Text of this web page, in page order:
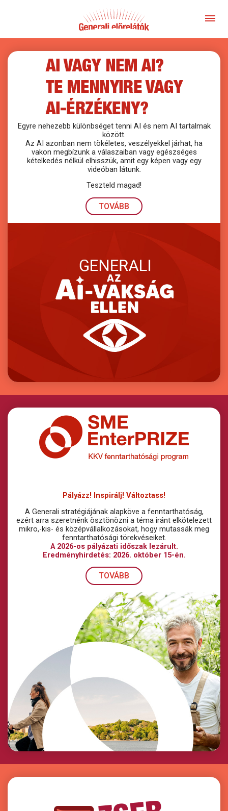
Egyre nehezebb különbséget tenni AI és nem AI tartalmak
között.
Az AI azonban nem tökéletes, veszélyekkel járhat, ha
vakon megbízunk a válaszaiban vagy egészséges
kételkedés nélkül elhisszük, amit egy képen vagy egy
videóban látunk.
Teszteld magad!
TOVÁBB
Pályázz! Inspirálj! Változtass!
A Generali stratégiájának alapköve a fenntarthatóság,
ezért arra szeretnénk ösztönözni a téma iránt elkötelezett
mikro,-kis- és középvállalkozásokat, hogy mutassák meg
fenntarthatósági törekvéseiket.
A 2026-os pályázati időszak lezárult.
Eredményhirdetés: 2026. október 15-én.
TOVÁBB